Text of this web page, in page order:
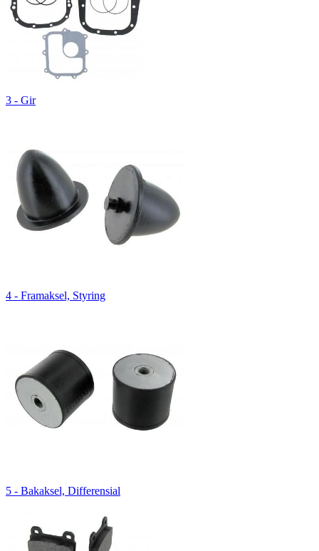
3 - Gir
4 - Framaksel, Styring
5 - Bakaksel, Differensial